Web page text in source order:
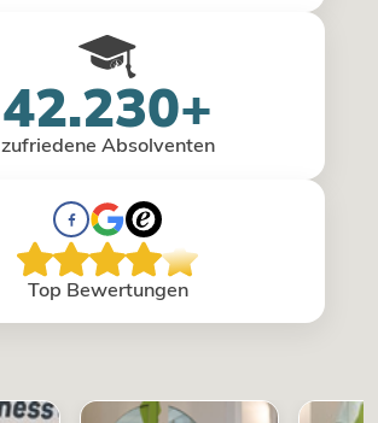
42.230+
zufriedene Absolventen
Top Bewertungen